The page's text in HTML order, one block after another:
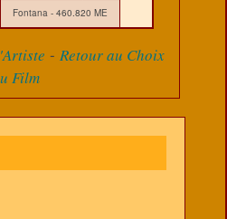
Fontana - 460.820 ME
- Retour au Choix
Film